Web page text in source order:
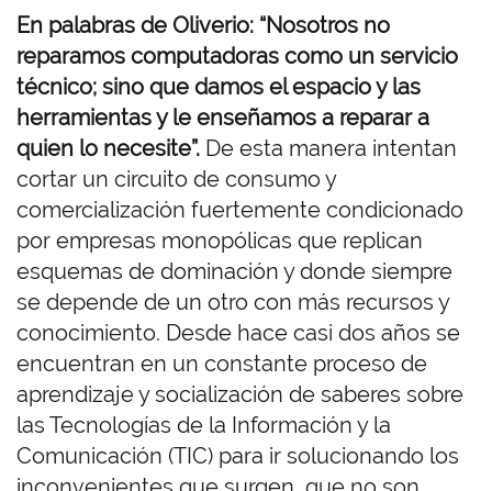
En palabras de Oliverio: “Nosotros no
reparamos computadoras como un servicio
técnico; sino que damos el espacio y las
herramientas y le enseñamos a reparar a
quien lo necesite”. De esta manera intentan
cortar un circuito de consumo y
comercialización fuertemente condicionado
por empresas monopólicas que replican
esquemas de dominación y donde siempre
se depende de un otro con más recursos y
conocimiento. Desde hace casi dos años se
encuentran en un constante proceso de
aprendizaje y socialización de saberes sobre
las Tecnologías de la Información y la
Comunicación (TIC) para ir solucionando los